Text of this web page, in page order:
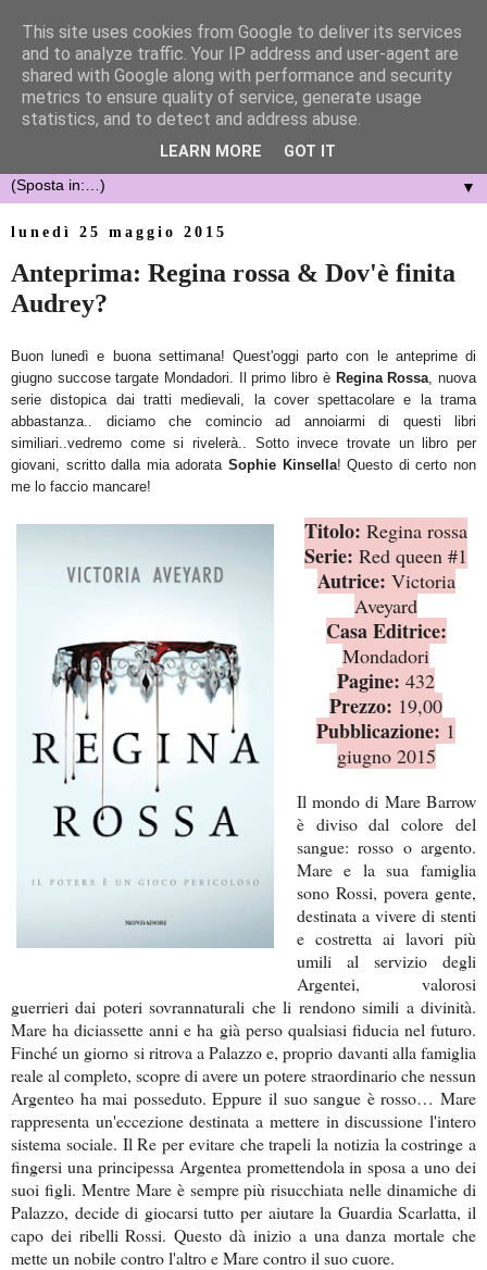
▼
lunedì 25 maggio 2015
Anteprima: Regina rossa & Dov'è finita
Audrey?
Buon lunedì e buona settimana! Quest'oggi parto con le anteprime di
giugno succose targate Mondadori. Il primo libro è Regina Rossa , nuova
serie distopica dai tratti medievali, la cover spettacolare e la trama
abbastanza.. diciamo che comincio ad annoiarmi di questi libri
similiari..vedremo come si rivelerà.. Sotto invece trovate un libro per
giovani, scritto dalla mia adorata Sophie Kinsella! Questo di certo non
me lo faccio mancare!
Titolo:Regina rossa
Serie: Red queen #1
Autrice: Victoria
Aveyard
Casa Editrice:
Mondadori
Pagine:432
Prezzo: 19,00
Pubblicazione: 1
giugno 2015
Il mondo di Mare Barrow
è diviso dal colore del
sangue: rosso o argento.
Mare e la sua famiglia
sono Rossi, povera gente,
destinata a vivere di stenti
e costretta ai lavori più
umili al servizio degli
Argentei, valorosi
guerrieri dai poteri sovrannaturali che li rendono simili a divinità.
Mare ha diciassette anni e ha già perso qualsiasi fiducia nel futuro.
Finché un giorno si ritrova a Palazzo e, proprio davanti alla famiglia
reale al completo, scopre di avere un potere straordinario che nessun
Argenteo ha mai posseduto. Eppure il suo sangue è rosso… Mare
rappresenta un'eccezione destinata a mettere in discussione l'intero
sistema sociale. Il Re per evitare che trapeli la notizia la costringe a
fingersi una principessa Argentea promettendola in sposa a uno dei
suoi figli. Mentre Mare è sempre più risucchiata nelle dinamiche di
Palazzo, decide di giocarsi tutto per aiutare la Guardia Scarlatta, il
capo dei ribelli Rossi. Questo dà inizio a una danza mortale che
mette un nobile contro l'altro e Mare contro il suo cuore.
This site uses cookies from Google to deliver its services
and to analyze traffic. Your IP address and user-agent are
shared with Google along with performance and security
metrics to ensure quality of service, generate usage
statistics, and to detect and address abuse.
LEARN MORE GOT IT